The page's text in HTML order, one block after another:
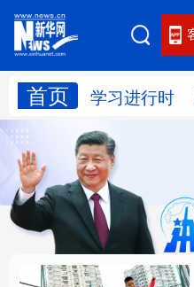
首页 学习进行时
网
学习进行时
国际 财经
思客智库